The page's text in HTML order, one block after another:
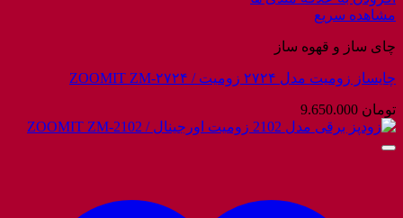
مشاهده سریع
چای ساز و قهوه ساز
چایساز زومیت مدل ۲۷۲۴ زومیت / ZOOMIT ZM-۲۷۲۴
تومان